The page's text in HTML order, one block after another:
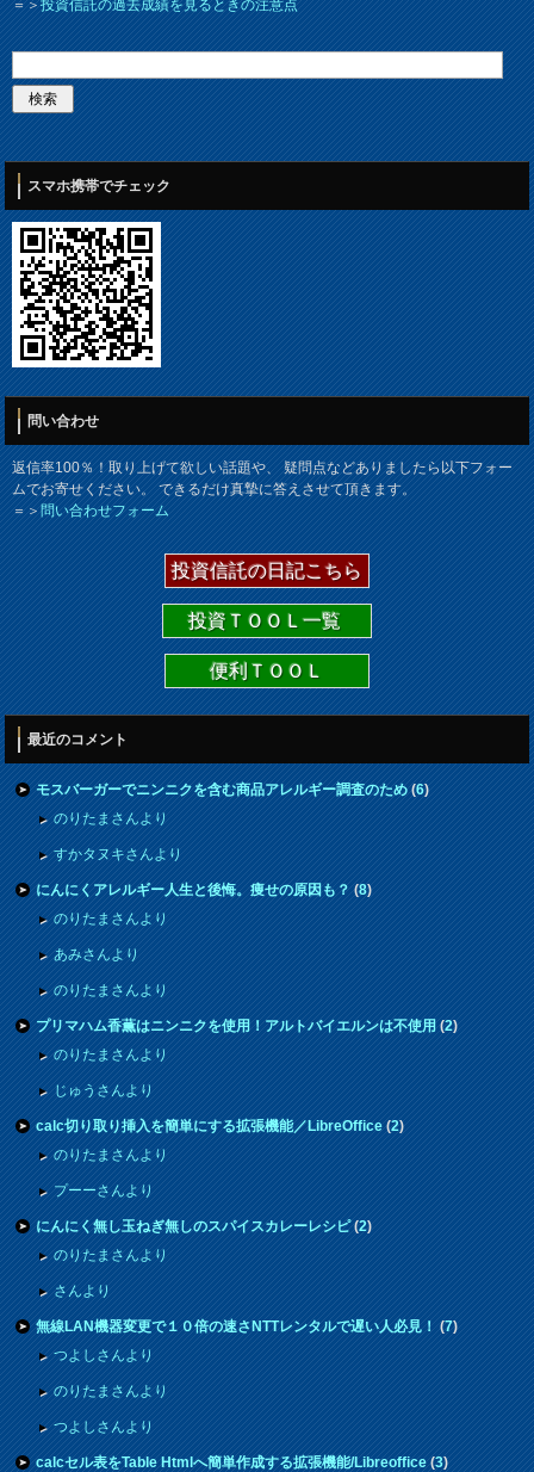
＝＞投資信託の過去成績を見るときの注意点
スマホ携帯でチェック
問い合わせ
返信率100％！取り上げて欲しい話題や、 疑問点などありましたら以下フォー
ムでお寄せください。 できるだけ真摯に答えさせて頂きます。
＝＞問い合わせフォーム
投資信託の日記こちら
投資ＴＯＯＬ一覧
便利ＴＯＯＬ
最近のコメント
モスバーガーでニンニクを含む商品アレルギー調査のため(6)
のりたまさんより
すかタヌキさんより
にんにくアレルギー人生と後悔。痩せの原因も？(8)
のりたまさんより
あみさんより
のりたまさんより
プリマハム香薫はニンニクを使用！アルトバイエルンは不使用(2)
のりたまさんより
じゅうさんより
calc切り取り挿入を簡単にする拡張機能／LibreOffice(2)
のりたまさんより
プーーさんより
にんにく無し玉ねぎ無しのスパイスカレーレシピ(2)
のりたまさんより
さんより
無線LAN機器変更で１０倍の速さNTTレンタルで遅い人必見！(7)
つよしさんより
のりたまさんより
つよしさんより
calcセル表をTable Htmlへ簡単作成する拡張機能/Libreoffice(3)